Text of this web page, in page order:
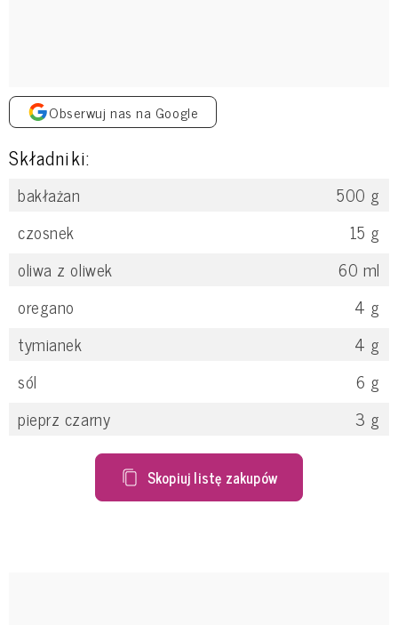
Obserwuj nas na Google
Składniki:
bakłażan 500 g
czosnek
15 g
oliwa z oliwek
60 ml
oregano
4 g
tymianek
4 g
sól
6 g
pieprz czarny
3 g
Skopiuj listę zakupów